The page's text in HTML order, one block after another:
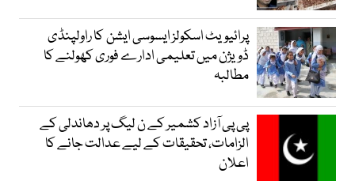
پرائیویٹ اسکولز ایسوسی ایشن کا راولپنڈی
ڈویژن میں تعلیمی ادارے فوری کھولنے کا
مطالبہ
پی پی آزاد کشمیر کے ن لیگ پر دھاندلی کے
الزامات، تحقیقات کے لیے عدالت جانے کا
اعلان